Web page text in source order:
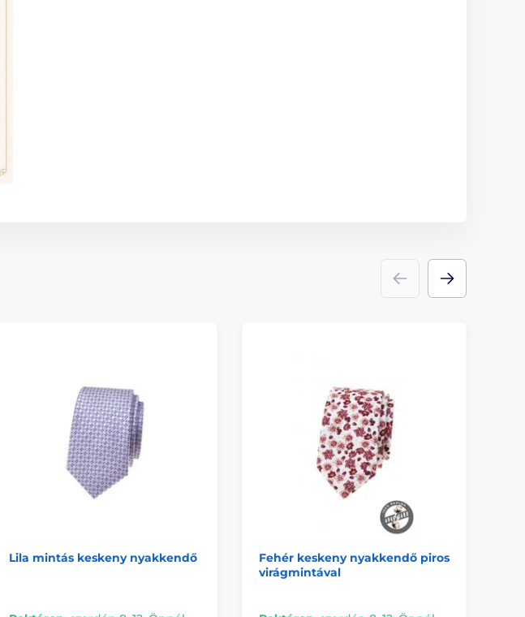
Lila mintás keskeny nyakkendő
Fehér keskeny nyakkendő piros
virágmintával